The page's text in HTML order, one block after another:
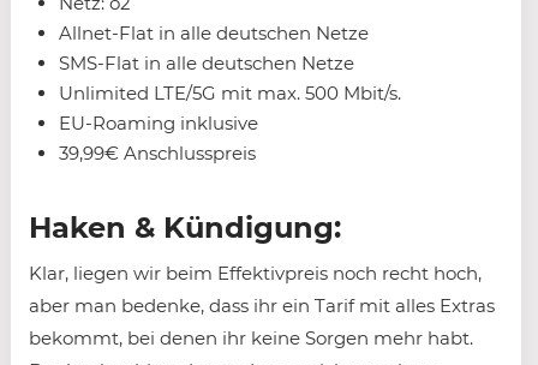
Allnet-Flat in alle deutschen Netze
SMS-Flat in alle deutschen Netze
Unlimited LTE/5G mit max. 500 Mbit/s.
EU-Roaming inklusive
39,99€ Anschlusspreis
Haken & Kündigung:
Klar, liegen wir beim Effektivpreis noch recht hoch,
aber man bedenke, dass ihr ein Tarif mit alles Extras
bekommt, bei denen ihr keine Sorgen mehr habt.